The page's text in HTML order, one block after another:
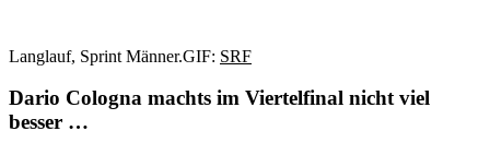
Langlauf, Sprint Männer.GIF: SRF
Dario Cologna machts im Viertelfinal nicht viel
besser …